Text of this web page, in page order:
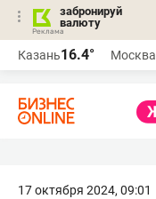
забронируй
валюту
Казань16.4° Москва
17 октября 2024, 09:01